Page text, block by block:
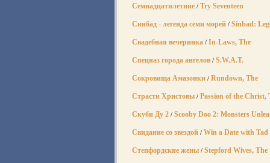
Семнадцатилетние / Try Seventeen
Синбад - легенда семи морей / Sinbad:
Свадебная вечеринка / In-Laws, The
Спецназ города ангелов / S.W.A.T.
Сокровища Амазонки / Rundown, The
Страсти Христовы / Passion of the Christ,
Скуби Ду 2 / Scooby Doo 2: Monsters
Свидание со звездой / Win a Date with
Степфордские жены / Stepford Wives, The